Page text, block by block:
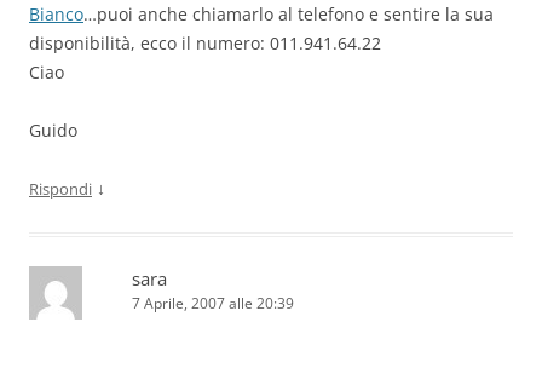
Bianco…puoi anche chiamarlo al telefono e sentire la sua
disponibilità, ecco il numero: 011.941.64.22
Ciao
Guido
Rispondi ↓
sara
7 Aprile, 2007 alle 20:39